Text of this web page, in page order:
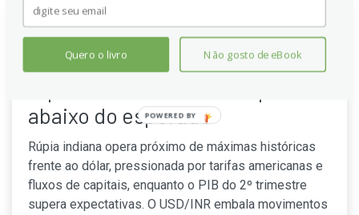
USD/INR abre perto de
máximas históricas enquanto a
abaixo do esperado
Rúpia indiana opera próximo de máximas históricas
frente ao dólar, pressionada por tarifas americanas e
fluxos de capitais, enquanto o PIB do 2º trimestre
supera expectativas. O USD/INR embala movimentos
Quero o livro Não gosto de eBook
POWERED BY